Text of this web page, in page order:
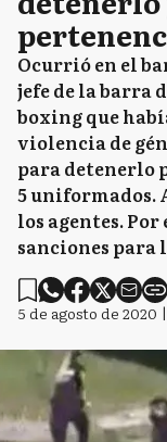
Ocurrió en el
jefe de la barra
boxing que
violencia de
para detenerlo
5 uniformados.
los agentes.
sanciones para
5 de agosto de 2020